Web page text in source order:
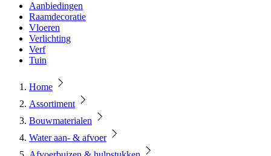
Aanbiedingen
Raamdecoratie
Vloeren
Verlichting
Verf
Tuin
Home
Assortiment
Bouwmaterialen
Water aan- & afvoer